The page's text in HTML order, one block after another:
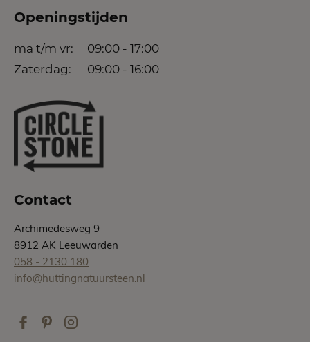
Openingstijden
ma t/m vr:
09:00 - 17:00
Zaterdag:
09:00 - 16:00
Contact
Archimedesweg 9
8912 AK Leeuwarden
058 - 2130 180
info@huttingnatuursteen.nl